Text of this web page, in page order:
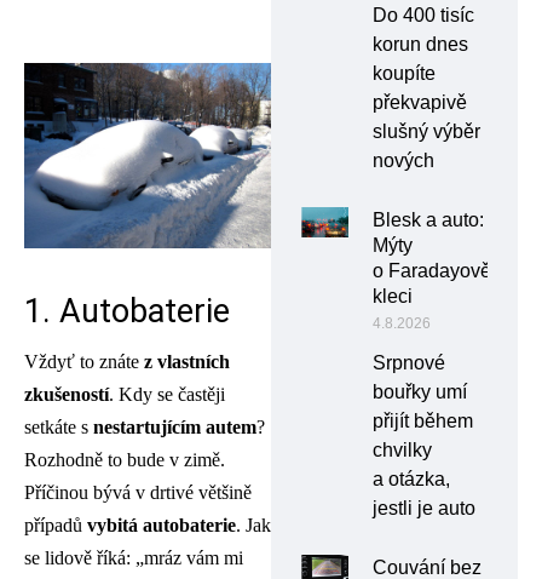
1. Autobaterie
Vždyť to znáte z vlastních
zkušeností. Kdy se častěji
setkáte s nestartujícím autem?
Rozhodně to bude v zimě.
Příčinou bývá v drtivé většině
případů vybitá autobaterie. Jak
se lidově říká: „mráz vám mi
Do 400 tisíc
korun dnes
koupíte
překvapivě
slušný výběr
nových
Blesk a auto:
Mýty
o Faradayově
kleci
4.8.2026
Srpnové
bouřky umí
přijít během
chvilky
a otázka,
jestli je auto
Couvání bez